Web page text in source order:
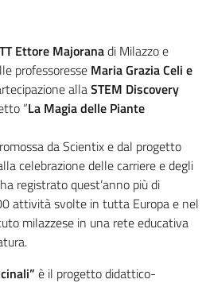
Ettore Majoranadi Milazzo e
professoresse Maria Grazia Celi e
allaSTEM Discovery
“La Magia delle Piante
da Scientix e dal progetto
celebrazione delle carriere e degli
registrato quest’anno più di
attività svolte in tutta Europa e nel
milazzese in una rete educativa
è il progetto didattico-